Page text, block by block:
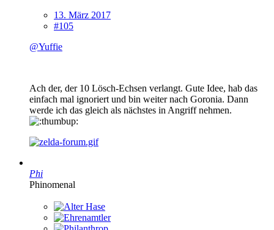
13. März 2017
#105
@Yuffie
Ach der, der 10 Lösch-Echsen verlangt. Gute Idee, hab das
einfach mal ignoriert und bin weiter nach Goronia. Dann
werde ich das gleich als nächstes in Angriff nehmen.
Phi
Phinomenal